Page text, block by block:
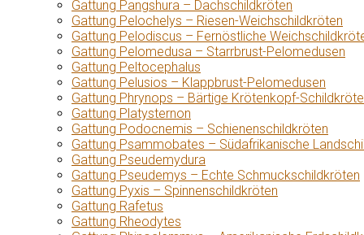
Gattung Pangshura – Dachschildkröten
Gattung Pelochelys – Riesen-Weichschildkröten
Gattung Pelodiscus – Fernöstliche
Gattung Pelomedusa – Starrbrust-Pelomedusen
Gattung Peltocephalus
Gattung Pelusios – Klappbrust-Pelomedusen
Gattung Phrynops – Bärtige Krötenkopf-
Gattung Platysternon
Gattung Podocnemis – Schienenschildkröten
Gattung Psammobates – Südafrikanische
Gattung Pseudemydura
Gattung Pseudemys – Echte Schmuckschildkröten
Gattung Pyxis – Spinnenschildkröten
Gattung Rafetus
Gattung Rheodytes